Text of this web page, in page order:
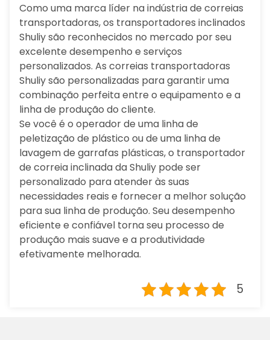
Como uma marca líder na indústria de correias
transportadoras, os transportadores inclinados
Shuliy são reconhecidos no mercado por seu
excelente desempenho e serviços
personalizados. As correias transportadoras
Shuliy são personalizadas para garantir uma
combinação perfeita entre o equipamento e a
linha de produção do cliente.
Se você é o operador de uma linha de
peletização de plástico ou de uma linha de
lavagem de garrafas plásticas, o transportador
de correia inclinada da Shuliy pode ser
personalizado para atender às suas
necessidades reais e fornecer a melhor solução
para sua linha de produção. Seu desempenho
eficiente e confiável torna seu processo de
produção mais suave e a produtividade
efetivamente melhorada.
5